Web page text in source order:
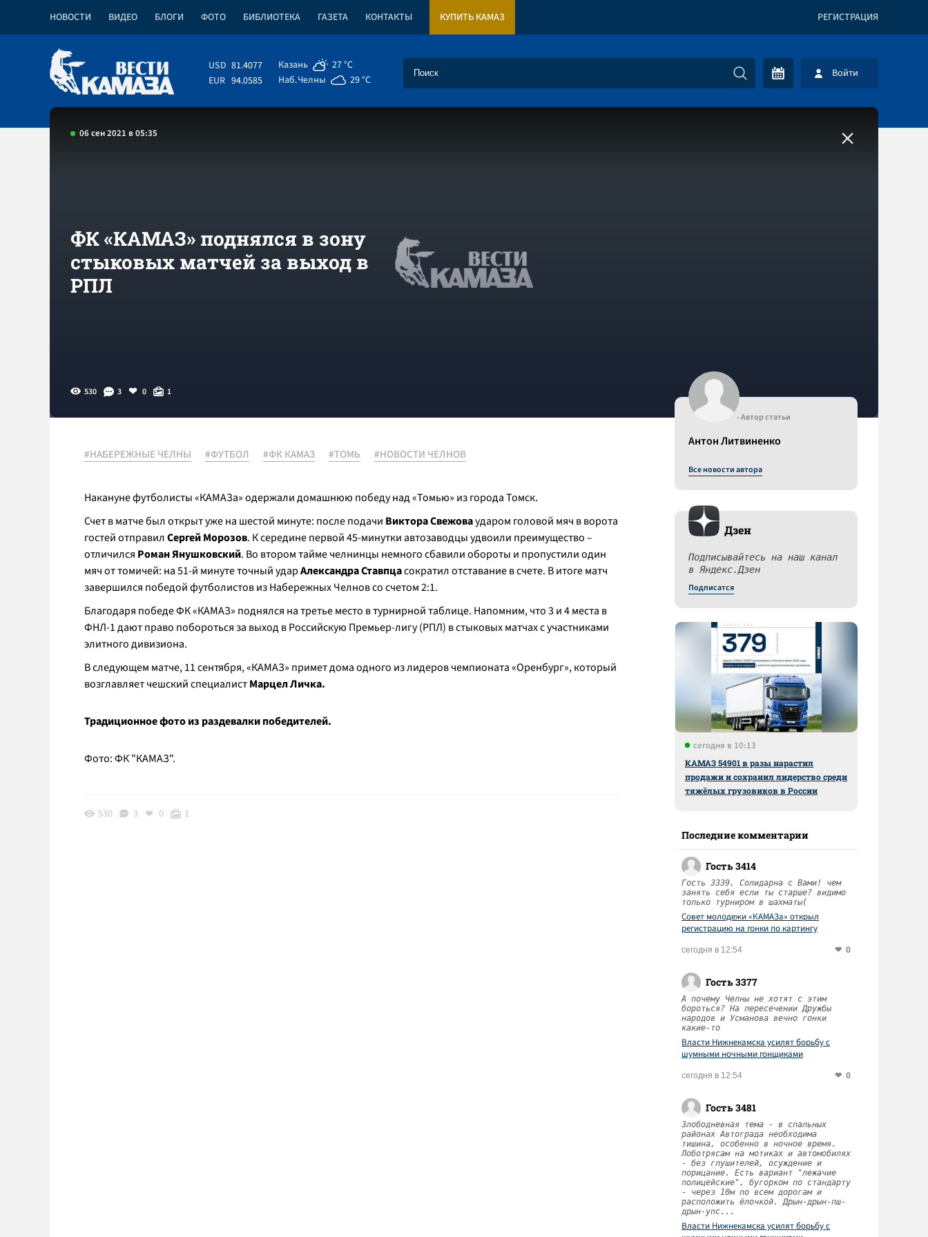
НОВОСТИ ВИДЕО БЛОГИ ФОТО БИБЛИОТЕКА ГАЗЕТА КОНТАКТЫ КУПИТЬ КАМАЗ РЕГИСТРАЦИЯ
USD 81.4077
EUR 94.0585
Казань
27 °C
Наб.Челны
29 °C Войти
06 сен 2021 в 05:35
ФК «КАМАЗ» поднялся в зону
стыковых матчей за выход в
РПЛ
530 3 0 1
#НАБЕРЕЖНЫЕ ЧЕЛНЫ #ФУТБОЛ #ФК КАМАЗ #ТОМЬ #НОВОСТИ ЧЕЛНОВ
Накануне футболисты «КАМАЗа» одержали домашнюю победу над «Томью» из города Томск.
Счет в матче был открыт уже на шестой минуте: после подачи Виктора Свежоваударом головой мяч в ворота
гостей отправилСергей Морозов. К середине первой 45-минутки автозаводцы удвоили преимущество –
отличился Роман Янушковский. Во втором тайме челнинцы немного сбавили обороты и пропустили один
мяч от томичей: на 51-й минуте точный ударАлександра Ставпцасократил отставание в счете. В итоге матч
завершился победой футболистов из Набережных Челнов со счетом 2:1.
Благодаря победе ФК «КАМАЗ» поднялся на третье место в турнирной таблице. Напомним, что 3 и 4 места в
ФНЛ-1 дают право побороться за выход в Российскую Премьер-лигу (РПЛ) в стыковых матчах с участниками
элитного дивизиона.
В следующем матче, 11 сентября, «КАМАЗ» примет дома одного из лидеров чемпионата «Оренбург», который
возглавляет чешский специалистМарцел Личка.
Традиционное фото из раздевалки победителей.
Фото: ФК "КАМАЗ".
530 3 0 1
- Автор статьи
Антон Литвиненко
Все новости автора
Дзен
Подписывайтесь на наш канал
в Яндекс.Дзен
Подписатся
сегодня в 10:13
КАМАЗ 54901 в разы нарастил
продажи и сохранил лидерство среди
тяжёлых грузовиков в России
Последние комментарии
Гость 3414
Гость 3339, Солидарна с Вами! чем
занять себя если ты старше? видимо
только турниром в шахматы(
Совет молодежи «КАМАЗа» открыл
регистрацию на гонки по картингу
сегодня в 12:54 0
Гость 3377
А почему Челны не хотят с этим
бороться? На пересечении Дружбы
народов и Усманова вечно гонки
какие-то
Власти Нижнекамска усилят борьбу с
шумными ночными гонщиками
сегодня в 12:54 0
Гость 3481
Злободневная тема - в спальных
районах Автограда необходима
тишина, особенно в ночное время.
Лоботрясам на мотиках и автомобилях
- без глушителей, осуждение и
порицание. Есть вариант "лежачие
полицейские", бугорком по стандарту
- через 10м по всем дорогам и
расположить ёлочкой. Дрын-дрын-пш-
дрын-упс...
Власти Нижнекамска усилят борьбу с